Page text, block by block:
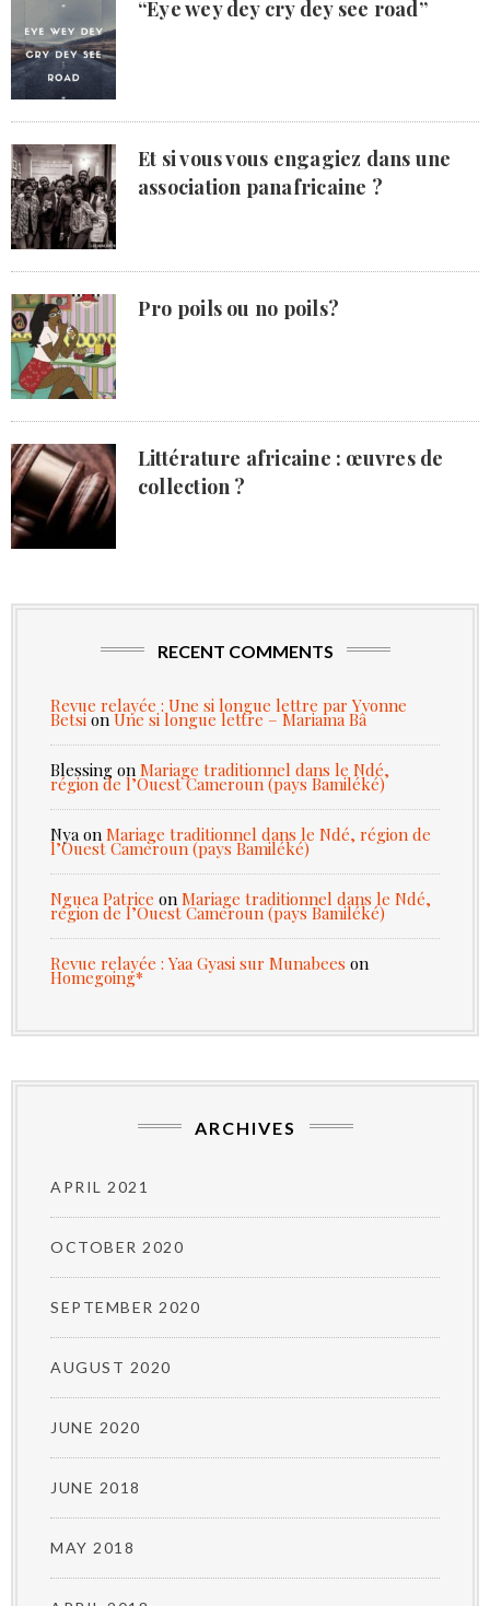
“Eye wey dey cry dey see road”
Et si vous vous engagiez dans une
association panafricaine ?
Pro poils ou no poils?
Littérature africaine : œuvres de
collection ?
RECENT COMMENTS
Revue relayée : Une si longue lettre par Yvonne
BetsionUne si longue lettre – Mariama Bâ
Blessing on Mariage traditionnel dans le Ndé,
région de l’Ouest Cameroun (pays Bamiléké)
Nya on Mariage traditionnel dans le Ndé, région de
l’Ouest Cameroun (pays Bamiléké)
Nguea Patrice on Mariage traditionnel dans le Ndé,
région de l’Ouest Cameroun (pays Bamiléké)
Revue relayée : Yaa Gyasi sur Munabees on
Homegoing*
ARCHIVES
APRIL 2021
OCTOBER 2020
SEPTEMBER 2020
AUGUST 2020
JUNE 2020
JUNE 2018
MAY 2018